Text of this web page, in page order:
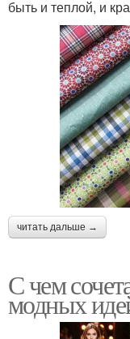
быть и теплой, и
читать дальше →
С чем
модных